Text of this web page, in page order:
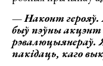
— Наконт
быў пэўны акцэнт
рэвалюцыянераў.
пакідаць, каго